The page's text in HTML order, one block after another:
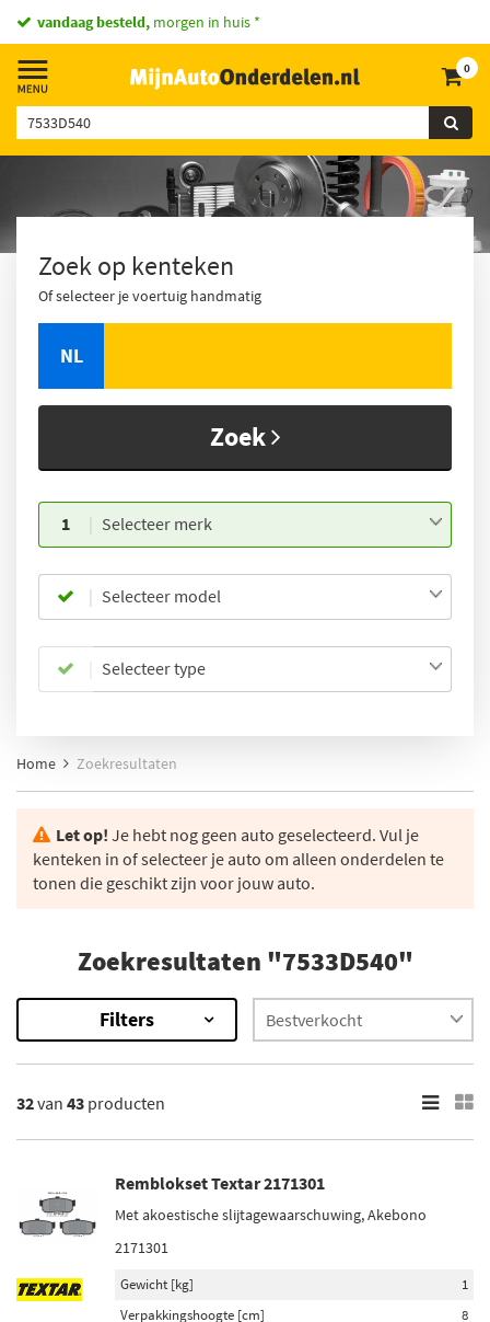
vandaag besteld, morgen in huis *
0
Zoek op kenteken
Of selecteer je voertuig handmatig
NL
Zoek
1 Selecteer merk
Selecteer model
Selecteer type
Home Zoekresultaten
Let op! Je hebt nog geen auto geselecteerd. Vul je
kenteken in of selecteer je auto om alleen onderdelen te
tonen die geschikt zijn voor jouw auto.
Zoekresultaten "7533D540"
Filters
43Resultaten
×
Categorieën
Rem montageset (1)
Onderdeelmerk
Brembo (2)
32van 43 producten
Remblokset Textar 2171301
Met akoestische slijtagewaarschuwing, Akebono
2171301
Gewicht [kg]
1
Verpakkingshoogte [cm]
8